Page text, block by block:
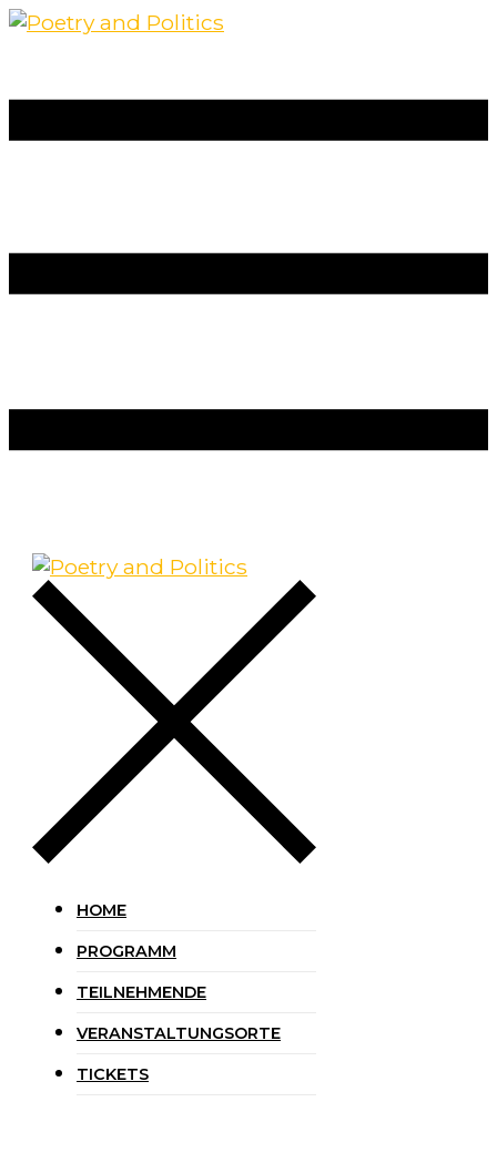
HOME
PROGRAMM
TEILNEHMENDE
VERANSTALTUNGSORTE
TICKETS